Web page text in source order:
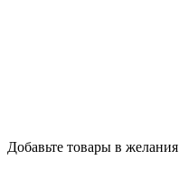
Добавьте товары в желания